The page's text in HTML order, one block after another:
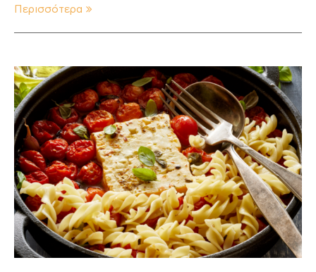
Περισσότερα